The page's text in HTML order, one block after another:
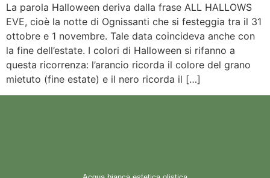
La parola Halloween deriva dalla frase ALL HALLOWS
EVE, cioè la notte di Ognissanti che si festeggia tra il 31
ottobre e 1 novembre. Tale data coincideva anche con
la fine dell’estate. I colori di Halloween si rifanno a
questa ricorrenza: l’arancio ricorda il colore del grano
mietuto (fine estate) e il nero ricorda il […]